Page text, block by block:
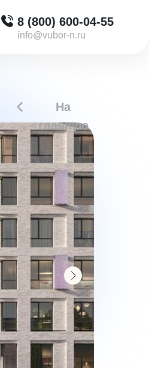
8 (800) 600-04-55
info@vubor-n.ru
На
главную